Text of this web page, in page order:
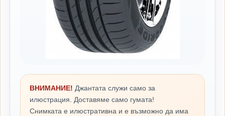
ВНИМАНИЕ! Джантата служи само за
илюстрация. Доставяме само гумата!
Снимката е илюстративна и е възможно да има